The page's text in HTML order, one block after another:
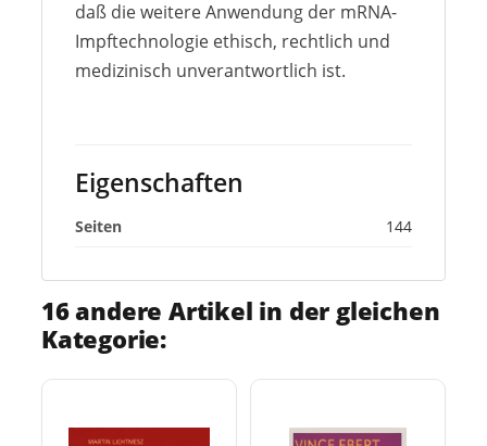
daß die weitere Anwendung der mRNA-
Impftechnologie ethisch, rechtlich und
medizinisch unverantwortlich ist.
Eigenschaften
Seiten 144
16 andere Artikel in der gleichen
Kategorie: